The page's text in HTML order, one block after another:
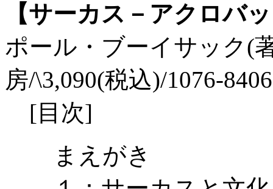
【サーカス－アクロバ
ポール・ブーイサック(
房/\3,090(税込)/1076-
[目次]
まえがき